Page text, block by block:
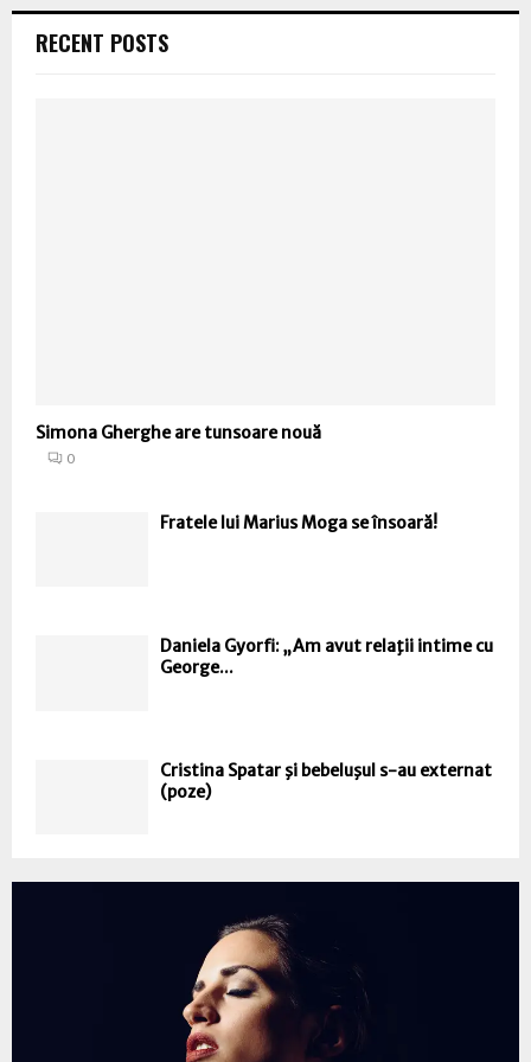
RECENT POSTS
Simona Gherghe are tunsoare nouă
0
Fratele lui Marius Moga se însoară!
Daniela Gyorfi: „Am avut relaţii intime cu
George...
Cristina Spatar şi bebeluşul s-au externat
(poze)